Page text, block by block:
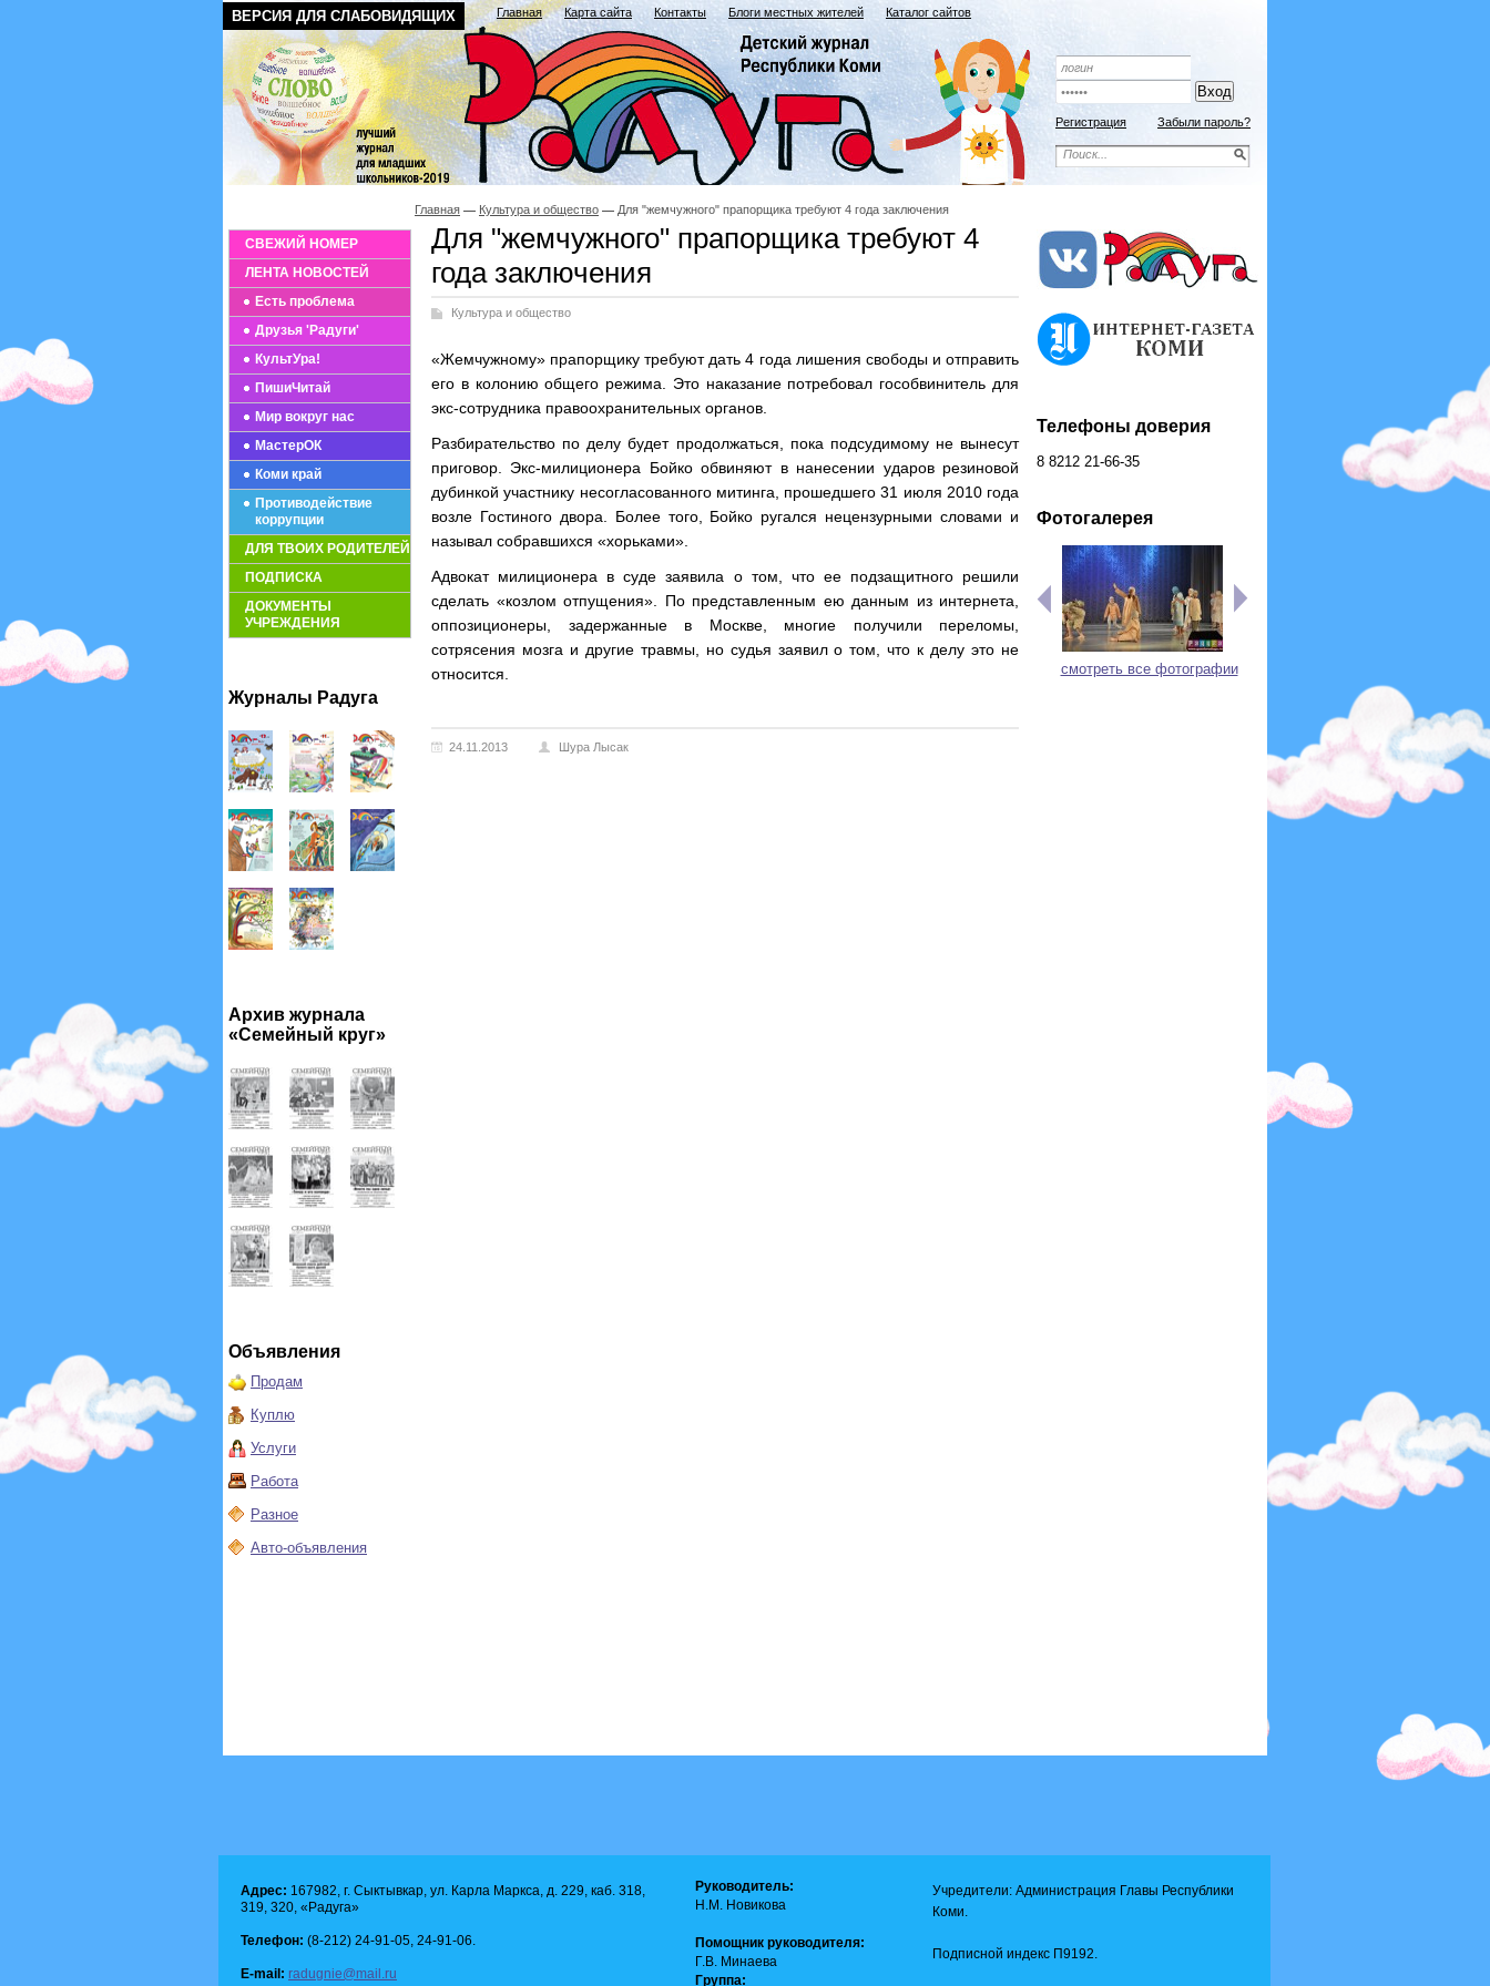
ВЕРСИЯ ДЛЯ СЛАБОВИДЯЩИХ Главная Карта сайта Контакты Блоги местных жителей Каталог сайтов
Регистрация Забыли пароль?
СВЕЖИЙ НОМЕР
ЛЕНТА НОВОСТЕЙ
Есть проблема
Друзья 'Радуги'
КультУра!
ПишиЧитай
Мир вокруг нас
МастерОК
Коми край
Противодействие
коррупции
ДЛЯ ТВОИХ РОДИТЕЛЕЙ
ПОДПИСКА
ДОКУМЕНТЫ
УЧРЕЖДЕНИЯ
Журналы Радуга
Архив журнала
«Семейный круг»
Объявления
Продам
Куплю
Услуги
Работа
Разное
Авто-объявления
Главная Культура и общество Для "жемчужного" прапорщика требуют 4 года заключения
Для "жемчужного" прапорщика требуют 4
года заключения
Культура и общество
«Жемчужному» прапорщику требуют дать 4 года лишения свободы и отправить
его в колонию общего режима. Это наказание потребовал гособвинитель для
экс-сотрудника правоохранительных органов.
Разбирательство по делу будет продолжаться, пока подсудимому не вынесут
приговор. Экс-милиционера Бойко обвиняют в нанесении ударов резиновой
дубинкой участнику несогласованного митинга, прошедшего 31 июля 2010 года
возле Гостиного двора. Более того, Бойко ругался нецензурными словами и
называл собравшихся «хорьками».
Адвокат милиционера в суде заявила о том, что ее подзащитного решили
сделать «козлом отпущения». По представленным ею данным из интернета,
оппозиционеры, задержанные в Москве, многие получили переломы,
сотрясения мозга и другие травмы, но судья заявил о том, что к делу это не
относится.
24.11.2013 Шура Лысак
Телефоны доверия
8 8212 21-66-35
Фотогалерея
смотреть все фотографии
Адрес: 167982, г. Сыктывкар, ул. Карла Маркса, д. 229, каб. 318,
319, 320, «Радуга»
Телефон: (8-212) 24-91-05, 24-91-06.
E-mail: radugnie@mail.ru
Руководитель:
Н.М. Новикова
Помощник руководителя:
Г.В. Минаева
Группа:
Учредители: Администрация Главы Республики
Коми.
Подписной индекс П9192.